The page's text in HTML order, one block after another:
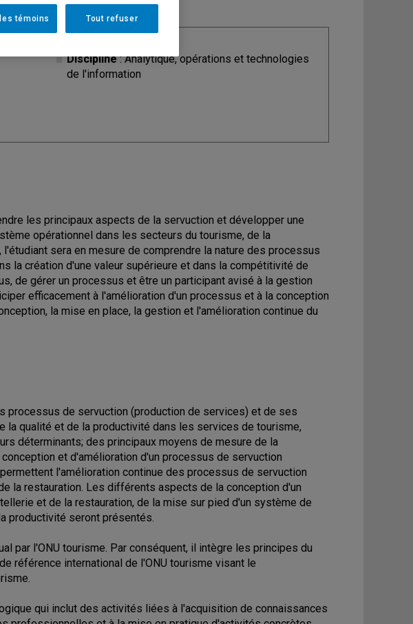
Discipline: Analytique, opérations et technologies
de l'information
les principaux aspects de la servuction et développer une
opérationnel dans les secteurs du tourisme, de la
sera en mesure de comprendre la nature des processus
la création d'une valeur supérieure et dans la compétitivité de
de gérer un processus et être un participant avisé à la gestion
efficacement à l'amélioration d'un processus et à la conception
la mise en place, la gestion et l'amélioration continue du
processus de servuction (production de services) et de ses
la qualité et de la productivité dans les services de tourisme,
déterminants; des principaux moyens de mesure de la
et d'amélioration d'un processus de servuction
l'amélioration continue des processus de servuction
la restauration. Les différents aspects de la conception d'un
et de la restauration, de la mise sur pied d'un système de
productivité seront présentés.
par l'ONU tourisme. Par conséquent, il intègre les principes du
référence international de l'ONU tourisme visant le
qui inclut des activités liées à l'acquisition de connaissances
Tout refuser
témoins